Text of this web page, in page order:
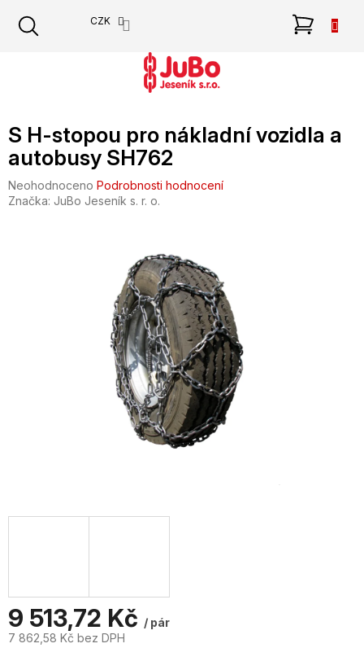
obsah
CZK
S H-stopou pro nákladní vozidla a
autobusy SH762
Průměrné
hodnocení
Neohodnoceno Podrobnosti hodnocení
Značka: JuBo Jeseník s. r. o.
9 513,72 Kč / pár
7 862,58 Kč bez DPH